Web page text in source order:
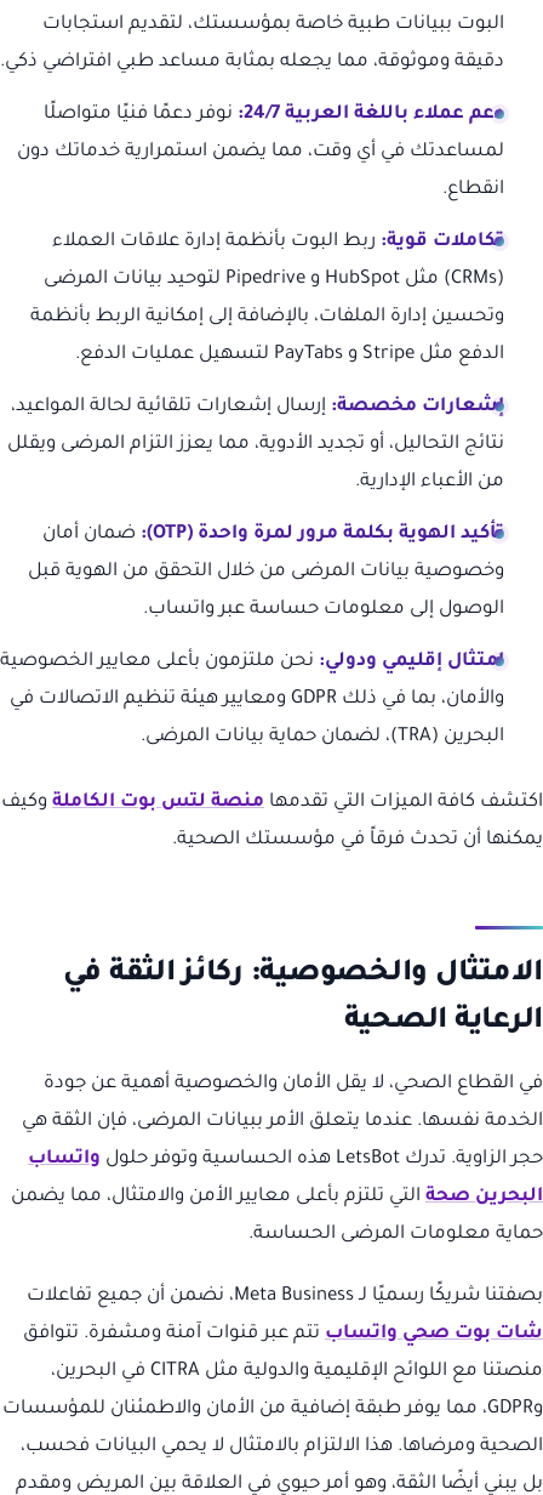
البوت ببيانات طبية خاصة بمؤسستك، لتقديم استجابات
دقيقة وموثوقة، مما يجعله بمثابة مساعد طبي افتراضي ذكي.
دعم عملاء باللغة العربية 24/7:
نوفر دعمًا فنيًا متواصلًا
لمساعدتك في أي وقت، مما يضمن استمرارية خدماتك دون
انقطاع.
تكاملات قوية: ربط البوت بأنظمة إدارة علاقات العملاء
(CRMs) مثل HubSpot و Pipedrive لتوحيد بيانات المرضى
وتحسين إدارة الملفات، بالإضافة إلى إمكانية الربط بأنظمة
الدفع مثل Stripe و PayTabs لتسهيل عمليات الدفع.
إشعارات مخصصة: إرسال إشعارات تلقائية لحالة المواعيد،
نتائج التحاليل، أو تجديد الأدوية، مما يعزز التزام المرضى ويقلل
من الأعباء الإدارية.
تأكيد الهوية بكلمة مرور لمرة واحدة (OTP):
ضمان أمان
وخصوصية بيانات المرضى من خلال التحقق من الهوية قبل
الوصول إلى معلومات حساسة عبر واتساب.
امتثال إقليمي ودولي: نحن ملتزمون بأعلى معايير الخصوصية
والأمان، بما في ذلك GDPR ومعايير هيئة تنظيم الاتصالات في
البحرين (TRA)، لضمان حماية بيانات المرضى.
اكتشف كافة الميزات التي تقدمها منصة لتس بوت الكاملة وكيف
يمكنها أن تحدث فرقاً في مؤسستك الصحية.
الامتثال والخصوصية: ركائز الثقة في
الرعاية الصحية
في القطاع الصحي، لا يقل الأمان والخصوصية أهمية عن جودة
الخدمة نفسها. عندما يتعلق الأمر ببيانات المرضى، فإن الثقة هي
حجر الزاوية. تدرك LetsBot هذه الحساسية وتوفر حلول
واتساب
البحرين صحة التي تلتزم بأعلى معايير الأمن والامتثال، مما يضمن
حماية معلومات المرضى الحساسة.
بصفتنا شريكًا رسميًا لـ Meta Business، نضمن أن جميع تفاعلات
شات بوت صحي واتساب تتم عبر قنوات آمنة ومشفرة. تتوافق
منصتنا مع اللوائح الإقليمية والدولية مثل CITRA في البحرين،
وGDPR، مما يوفر طبقة إضافية من الأمان والاطمئنان للمؤسسات
الصحية ومرضاها. هذا الالتزام بالامتثال لا يحمي البيانات فحسب،
بل يبني أيضًا الثقة، وهو أمر حيوي في العلاقة بين المريض ومقدم